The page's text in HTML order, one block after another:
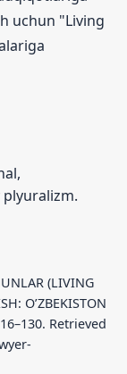
(LIVING
O’ZBEKISTON
Retrieved
uchun "Living